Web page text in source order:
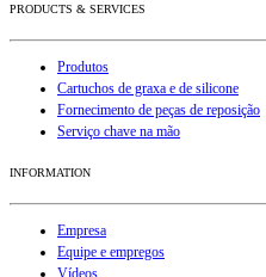
PRODUCTS & SERVICES
Produtos
Cartuchos de graxa e de silicone
Fornecimento de peças de reposição
Serviço chave na mão
INFORMATION
Empresa
Equipe e empregos